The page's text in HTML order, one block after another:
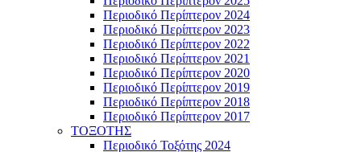
Περιοδικό Περίπτερον 2024
Περιοδικό Περίπτερον 2023
Περιοδικό Περίπτερον 2022
Περιοδικό Περίπτερον 2021
Περιοδικό Περίπτερον 2020
Περιοδικό Περίπτερον 2019
Περιοδικό Περίπτερον 2018
Περιοδικό Περίπτερον 2017
ΤΟΞΟΤΗΣ
Περιοδικό Τοξότης 2024